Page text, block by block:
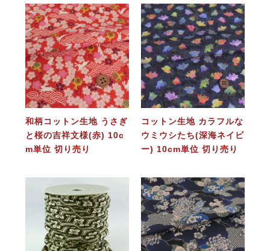
和柄コットン生地 うさぎ
と桜の吉祥文様(赤) 10c
m単位 切り売り
コットン生地 カラフルな
ウミウシたち(深海ネイビ
ー) 10cm単位 切り売り